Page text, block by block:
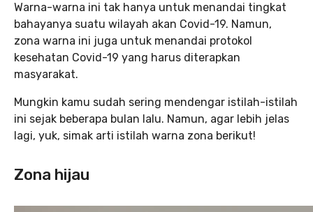
Warna-warna ini tak hanya untuk menandai tingkat
bahayanya suatu wilayah akan Covid-19. Namun,
zona warna ini juga untuk menandai protokol
kesehatan Covid-19 yang harus diterapkan
masyarakat.
Mungkin kamu sudah sering mendengar istilah-istilah
ini sejak beberapa bulan lalu. Namun, agar lebih jelas
lagi, yuk, simak arti istilah warna zona berikut!
Zona hijau